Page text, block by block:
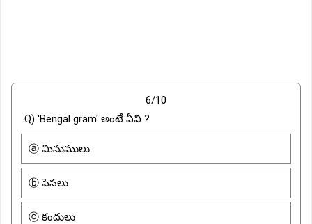
6/10
Q) 'Bengal gram' అంటే ఏవి ?
ⓐ మినుములు
ⓑ పెసలు
ⓒ కందులు